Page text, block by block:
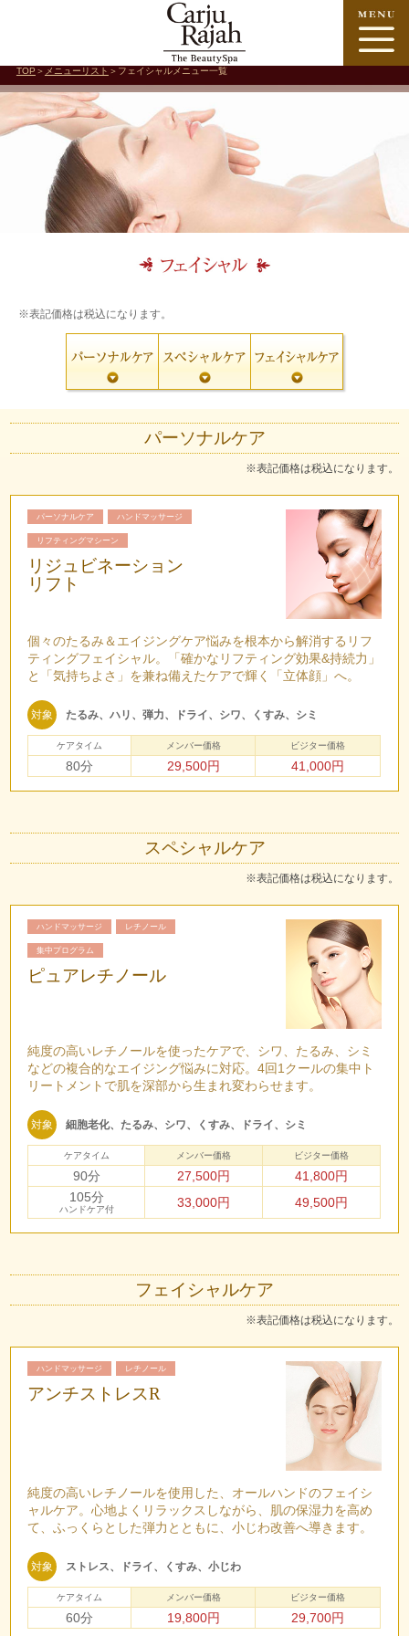
TOP ＞ メニューリスト ＞フェイシャルメニュー一覧
※表記価格は税込になります。
パーソナルケア
※表記価格は税込になります。
パーソナルケア ハンドマッサージ
リフティングマシーン
リジュビネーション
リフト
個々のたるみ＆エイジングケア悩みを根本から解消するリフ
ティングフェイシャル。「確かなリフティング効果&持続力」
と「気持ちよさ」を兼ね備えたケアで輝く「立体顔」へ。
対象 たるみ、ハリ、弾力、ドライ、シワ、くすみ、シミ
ケアタイム メンバー価格 ビジター価格
80分 29,500円 41,000円
スペシャルケア
※表記価格は税込になります。
ハンドマッサージ レチノール
集中プログラム
ピュアレチノール
純度の高いレチノールを使ったケアで、シワ、たるみ、シミ
などの複合的なエイジング悩みに対応。4回1クールの集中ト
リートメントで肌を深部から生まれ変わらせます。
対象 細胞老化、たるみ、シワ、くすみ、ドライ、シミ
ケアタイム メンバー価格 ビジター価格
90分 27,500円
41,800円
105分
ハンドケア付 33,000円 49,500円
フェイシャルケア
※表記価格は税込になります。
ハンドマッサージ レチノール
アンチストレスR
純度の高いレチノールを使用した、オールハンドのフェイシ
ャルケア。心地よくリラックスしながら、肌の保湿力を高め
て、ふっくらとした弾力とともに、小じわ改善へ導きます。
対象 ストレス、ドライ、くすみ、小じわ
ケアタイム メンバー価格 ビジター価格
60分 19,800円 29,700円